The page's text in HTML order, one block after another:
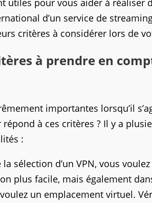
utiles pour vous aider à réaliser
d’un service de
critères à considérer lors de
à prendre en
importantes lorsqu’il
à ces critères ? Il y a
:
sélection d’un VPN, vous
plus facile, mais également
un emplacement virtuel.